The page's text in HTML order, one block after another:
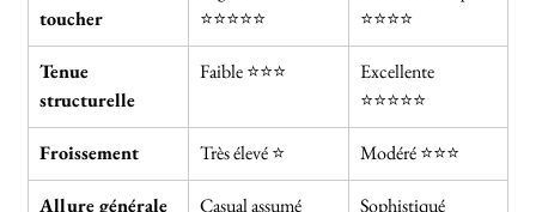
toucher
⭐⭐⭐⭐⭐
⭐⭐⭐⭐
Tenue
structurelle
Faible ⭐⭐⭐
Excellente
⭐⭐⭐⭐⭐
Froissement Très élevé ⭐ Modéré ⭐⭐⭐
Allure générale Casual assumé Sophistiqué